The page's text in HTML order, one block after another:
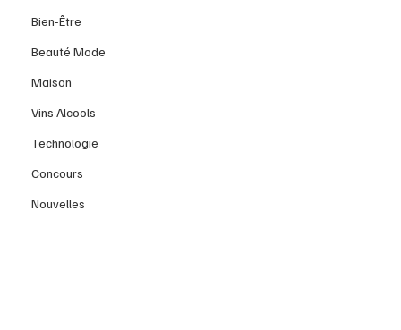
Bien-Être
Beauté Mode
Maison
Vins Alcools
Technologie
Concours
Nouvelles